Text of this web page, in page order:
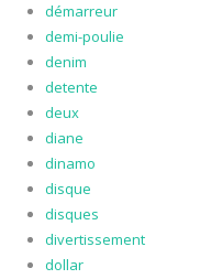
démarreur
demi-poulie
denim
detente
deux
diane
dinamo
disque
disques
divertissement
dollar